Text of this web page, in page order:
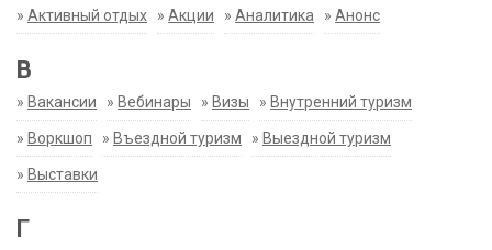
» Активный отдых » Акции » Аналитика » Анонс
В
» Вакансии » Вебинары » Визы » Внутренний туризм
» Воркшоп » Въездной туризм » Выездной туризм
» Выставки
Г